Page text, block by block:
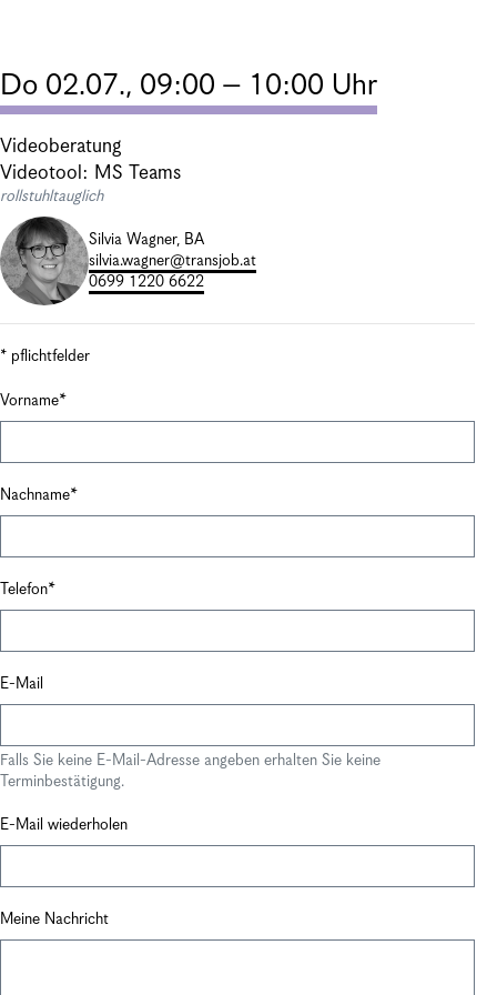
Do 02.07., 09:00 – 10:00 Uhr
Videoberatung
Videotool: MS Teams
rollstuhltauglich
Silvia Wagner, BA
silvia.wagner@transjob.at
0699 1220 6622
* pflichtfelder
Vorname
Nachname
Telefon
E-Mail
Falls Sie keine E-Mail-Adresse angeben erhalten Sie keine
Terminbestätigung.
E-Mail wiederholen
Meine Nachricht